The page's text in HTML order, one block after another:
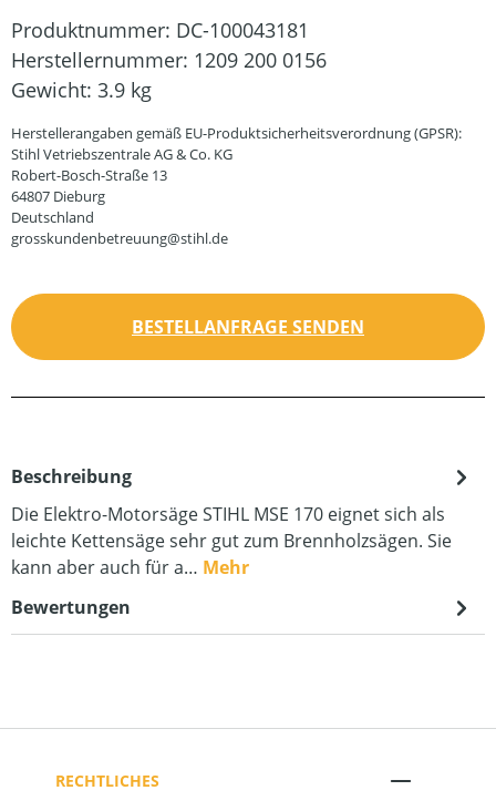
Produktnummer: DC-100043181
Herstellernummer: 1209 200 0156
Gewicht: 3.9 kg
Herstellerangaben gemäß EU-Produktsicherheitsverordnung (GPSR):
Stihl Vetriebszentrale AG & Co. KG
Robert-Bosch-Straße 13
64807 Dieburg
Deutschland
grosskundenbetreuung@stihl.de
BESTELLANFRAGE SENDEN
Beschreibung
Die Elektro-Motorsäge STIHL MSE 170 eignet sich als
leichte Kettensäge sehr gut zum Brennholzsägen. Sie
kann aber auch für a… Mehr
Bewertungen
RECHTLICHES